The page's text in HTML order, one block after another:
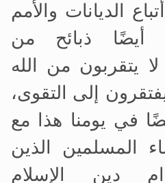
الديانات والأمم
أيضًا ذبائح من
لا يتقربون من الله
إلى التقوى،
في يومنا هذا مع
المسلمين الذين
دين الإسلام